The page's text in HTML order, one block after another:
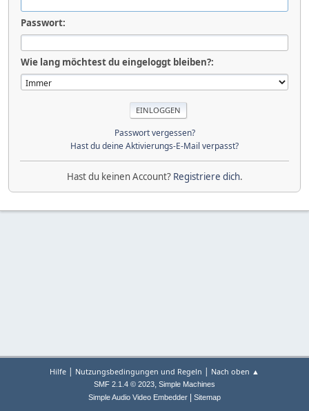
Passwort:
Wie lang möchtest du eingeloggt bleiben?:
Passwort vergessen?
Hast du deine Aktivierungs-E-Mail verpasst?
Hast du keinen Account? Registriere dich.
Hilfe | Nutzungsbedingungen und Regeln | Nach oben ▲
SMF 2.1.4 © 2023, Simple Machines
Simple Audio Video Embedder
Sitemap